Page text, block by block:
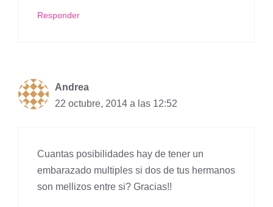
Responder
Andrea
22 octubre, 2014 a las 12:52
Cuantas posibilidades hay de tener un
embarazado multiples si dos de tus hermanos
son mellizos entre si? Gracias!!